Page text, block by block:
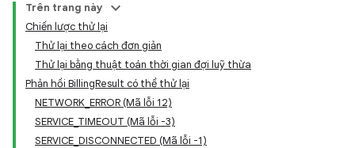
Trên trang này
Chiến lược thử lại
Thử lại theo cách đơn giản
Thử lại bằng thuật toán thời gian đợi luỹ thừa
Phản hồi BillingResult có thể thử lại
NETWORK_ERROR (Mã lỗi 12)
SERVICE_TIMEOUT (Mã lỗi -3)
SERVICE_DISCONNECTED (Mã lỗi -1)